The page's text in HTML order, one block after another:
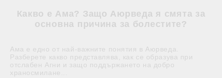
Какво е Ама? Защо Аюрведа я смята за
основна причина за болестите?
Ама е едно от най-важните понятия в Аюрведа.
Разберете какво представлява, как се образува при
отслабен Агни и защо поддържането на добро
храносмилане...